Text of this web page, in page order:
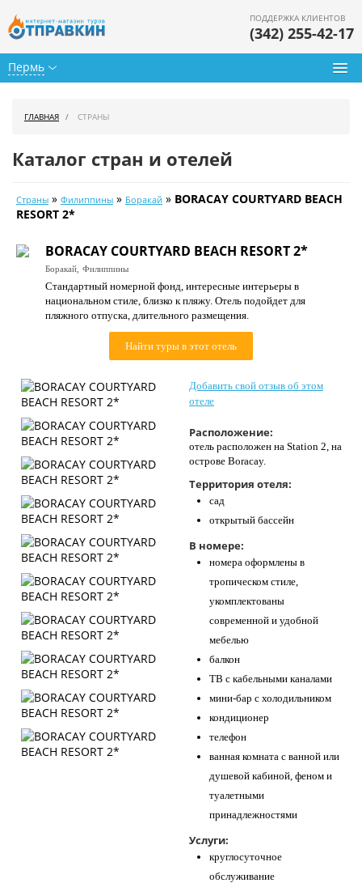
Пермь
ПОДДЕРЖКА КЛИЕНТОВ
(342) 255-42-17
Календарь туров
Цены дня
Страны
Как купить
Контакты
ГЛАВНАЯ СТРАНЫ
Каталог стран и отелей
Страны » Филиппины » Боракай » BORACAY COURTYARD BEACH
RESORT 2*
BORACAY COURTYARD BEACH RESORT 2*
Боракай, Филиппины
Стандартный номерной фонд, интересные интерьеры в
национальном стиле, близко к пляжу. Отель подойдет для
пляжного отпуска, длительного размещения.
Найти туры в этот отель
Добавить свой отзыв об этом
отеле
Расположение:
отель расположен на Station 2, на
острове Boracay.
Территория отеля:
сад
открытый бассейн
В номере:
номера оформлены в
тропическом стиле,
укомплектованы
современной и удобной
мебелью
балкон
ТВ с кабельными каналами
мини-бар с холодильником
кондиционер
телефон
ванная комната с ванной или
душевой кабиной, феном и
туалетными
принадлежностями
Услуги:
круглосуточное
обслуживание